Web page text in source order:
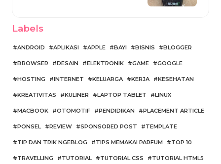
Labels
ANDROID APLIKASI APPLE BAYI BISNIS BLOGGER
BROWSER DESAIN ELEKTRONIK GAME GOOGLE
HOSTING INTERNET KELUARGA KERJA KESEHATAN
KREATIVITAS KULINER LAPTOP TABLET LINUX
MACBOOK OTOMOTIF PENDIDIKAN PLACEMENT ARTICLE
PONSEL REVIEW SPONSORED POST TEMPLATE
TIP DAN TRIK NGEBLOG TIPS MEMAKAI PARFUM TOP 10
TRAVELLING TUTORIAL TUTORIAL CSS TUTORIAL HTML5